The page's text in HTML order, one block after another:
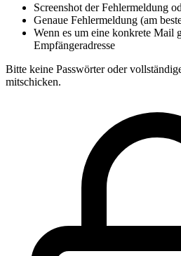
Screenshot der Fehlermeldung
Genaue Fehlermeldung (am
Wenn es um eine konkrete Mail
Empfängeradresse
Bitte keine Passwörter oder
mitschicken.